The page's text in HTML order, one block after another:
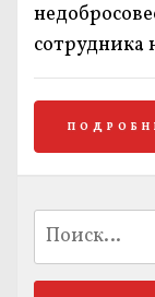
сотрудника
Найти: